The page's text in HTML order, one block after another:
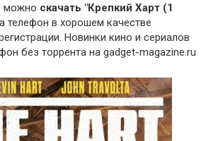
можно скачать "Крепкий Харт (1
телефон в хорошем качестве
Новинки кино и сериалов
без торрента на gadget-magazine.ru